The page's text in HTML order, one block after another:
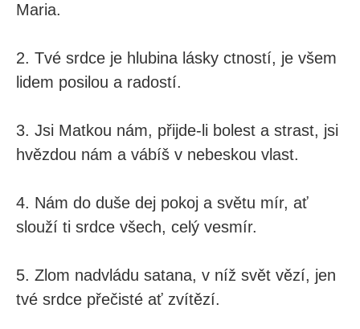
Maria.
2. Tvé srdce je hlubina lásky ctností, je všem
lidem posilou a radostí.
3. Jsi Matkou nám, přijde-li bolest a strast, jsi
hvězdou nám a vábíš v nebeskou vlast.
4. Nám do duše dej pokoj a světu mír, ať
slouží ti srdce všech, celý vesmír.
5. Zlom nadvládu satana, v níž svět vězí, jen
tvé srdce přečisté ať zvítězí.